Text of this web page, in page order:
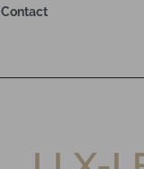
Contact